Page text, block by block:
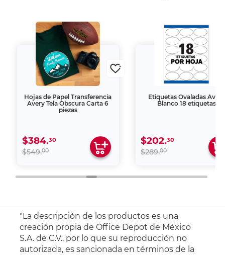
Hojas de Papel Transferencia
Avery Tela Obscura Carta 6
piezas
$384.30
$549.00
Etiquetas Ovaladas Avery
Blanco 18 etiquetas
$202.30
$289.00
"La descripción de los productos es una
creación propia de Office Depot de México
S.A. de C.V., por lo que su reproducción no
autorizada, es sancionada en términos de la